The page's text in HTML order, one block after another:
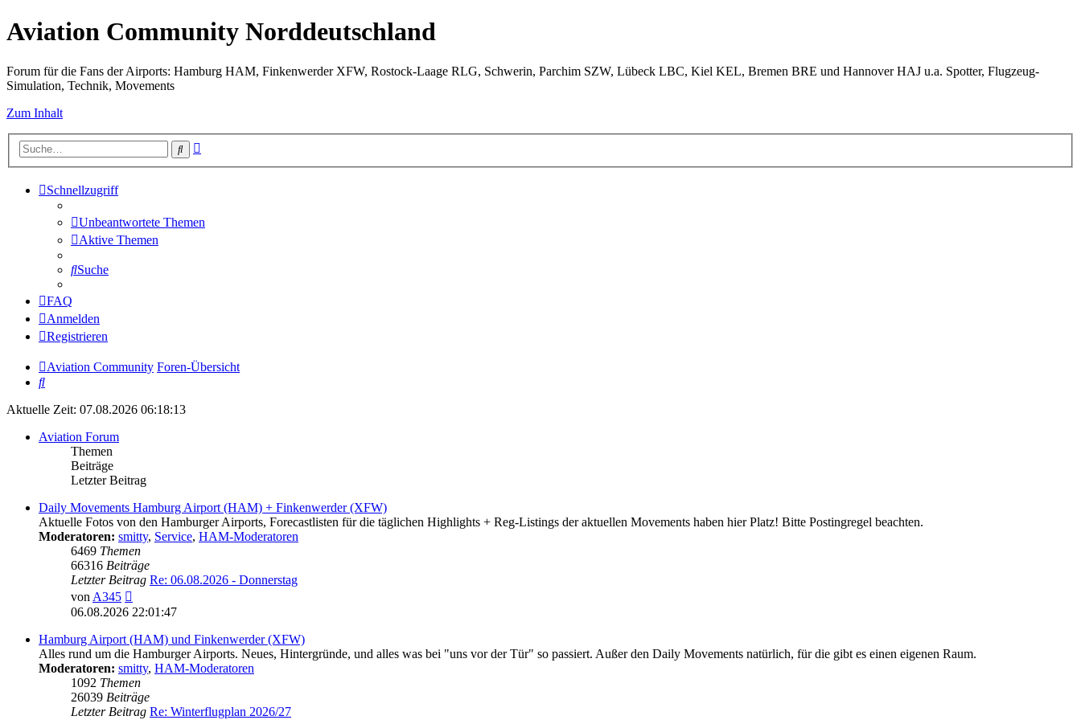
Aviation Community Norddeutschland
Forum für die Fans der Airports: Hamburg HAM, Finkenwerder XFW, Rostock-Laage RLG, Schwerin, Parchim SZW, Lübeck LBC, Kiel KEL, Bremen BRE und Hannover HAJ u.a. Spotter, Flugzeug-
Simulation, Technik, Movements
Zum Inhalt
Suche
Schnellzugriff
Unbeantwortete Themen
Aktive Themen
Suche
FAQ
Anmelden
Registrieren
Aviation Community Foren-Übersicht
Suche
Aktuelle Zeit: 07.08.2026 06:18:13
Aviation Forum
Themen
Beiträge
Letzter Beitrag
Daily Movements Hamburg Airport (HAM) + Finkenwerder (XFW)
Aktuelle Fotos von den Hamburger Airports, Forecastlisten für die täglichen Highlights + Reg-Listings der aktuellen Movements haben hier Platz! Bitte Postingregel beachten.
Moderatoren: smitty, Service, HAM-Moderatoren
6469 Themen
66316 Beiträge
Letzter Beitrag Re: 06.08.2026 - Donnerstag
vonA345
Beitrag
06.08.2026 22:01:47
Hamburg Airport (HAM) und Finkenwerder (XFW)
Alles rund um die Hamburger Airports. Neues, Hintergründe, und alles was bei "uns vor der Tür" so passiert. Außer den Daily Movements natürlich, für die gibt es einen eigenen Raum.
Moderatoren: smitty, HAM-Moderatoren
1092 Themen
26039 Beiträge
Letzter Beitrag Re: Winterflugplan 2026/27